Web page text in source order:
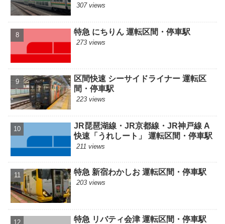
307 views
特急 にちりん 運転区間・停車駅
273 views
区間快速 シーサイドライナー 運転区
間・停車駅
223 views
JR琵琶湖線・JR京都線・JR神戸線 A
快速「うれしート」 運転区間・停車駅
211 views
特急 新宿わかしお 運転区間・停車駅
203 views
特急 リバティ会津 運転区間・停車駅